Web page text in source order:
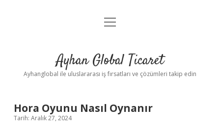
Anasayfa
Yasal Uyarı
menüyü
Ayhan Global Ticaret
Ayhanglobal ile uluslararası iş fırsatları ve çözümleri takip edin
Hora Oyunu Nasıl Oynanır
Tarih: Aralık 27, 2024